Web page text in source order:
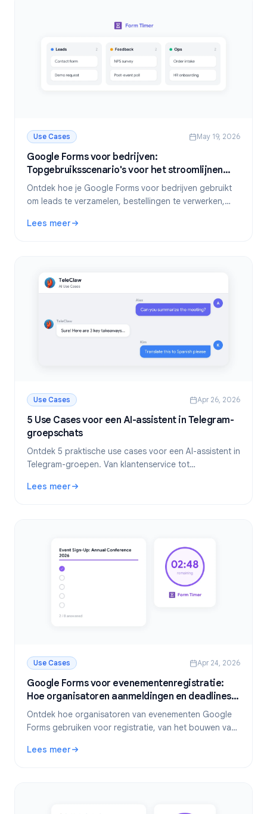
Use Cases May 19, 2026
Google Forms voor bedrijven:
Topgebruiksscenario's voor het stroomlijnen
van gegevensverzameling
Ontdek hoe je Google Forms voor bedrijven gebruikt
om leads te verzamelen, bestellingen te verwerken,
automatiseren. Praktische gebruiksscenario's met tips.
Lees meer
: Google Forms voor bedrijven: Topgebruiksscenario's
Use Cases Apr 26, 2026
5 Use Cases voor een AI-assistent in Telegram-
groepschats
Ontdek 5 praktische use cases voor een AI-assistent in
Telegram-groepen. Van klantenservice tot
de kwaliteit van groepen verbeteren.
Lees meer
: 5 Use Cases voor een AI-assistent in Telegram-
Use Cases Apr 24, 2026
Google Forms voor evenementenregistratie:
Hoe organisatoren aanmeldingen en deadlines
beheren
Ontdek hoe organisatoren van evenementen Google
Forms gebruiken voor registratie, van het bouwen van
beheren van deadlines met Form Timer.
Lees meer
: Google Forms voor evenementenregistratie: Hoe